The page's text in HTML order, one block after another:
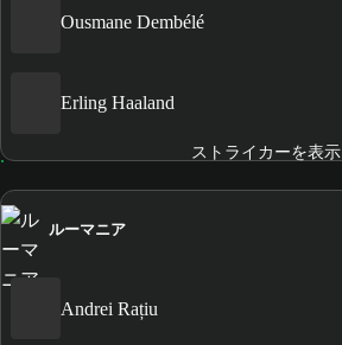
Ousmane Dembélé
Erling Haaland
ストライカーを表示
ルーマニア
Andrei Rațiu